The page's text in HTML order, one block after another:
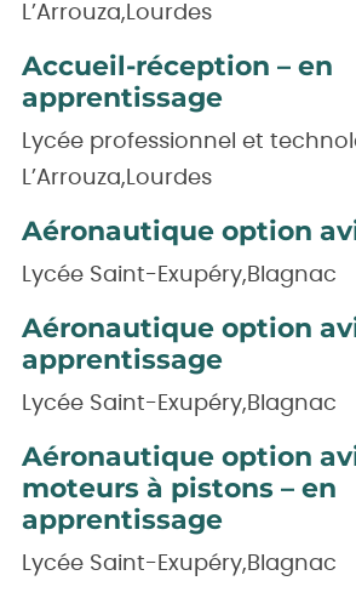
L’Arrouza,Lourdes
Accueil-réception – en
apprentissage
Lycée professionnel et
L’Arrouza,Lourdes
Aéronautique option
Lycée Saint-Exupéry,Blagnac
Aéronautique option
apprentissage
Lycée Saint-Exupéry,Blagnac
Aéronautique option
moteurs à pistons – en
apprentissage
Lycée Saint-Exupéry,Blagnac